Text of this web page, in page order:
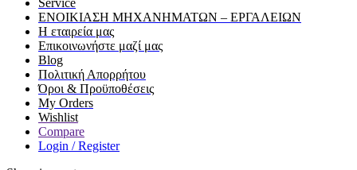
ΕΝΟΙΚΙΑΣΗ ΜΗΧΑΝΗΜΑΤΩΝ – ΕΡΓΑΛΕΙΩΝ
Η εταιρεία μας
Επικοινωνήστε μαζί μας
Blog
Πολιτική Απορρήτου
Όροι & Προϋποθέσεις
My Orders
Wishlist
Compare
Login / Register